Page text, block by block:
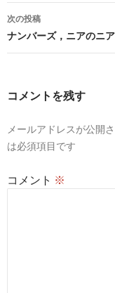
ナ
ビ
ゲ
ョ
次の投稿
ナンバーズ，ニアのニア
コメントを残す
メールアドレスが公開
は必須項目です
コメント ※